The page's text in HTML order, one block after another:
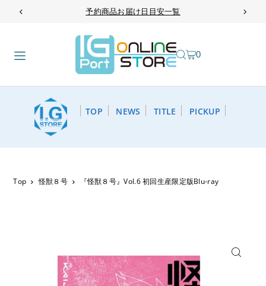
TRANSLATION MISSING: JA.ACCESSIBILITY.SKIP_TO_TEXT
予約商品お届け日目安一覧
0
TOP NEWS TITLE PICKUP
Top 怪獣８号 『怪獣８号』Vol.6 初回生産限定版Blu-ray